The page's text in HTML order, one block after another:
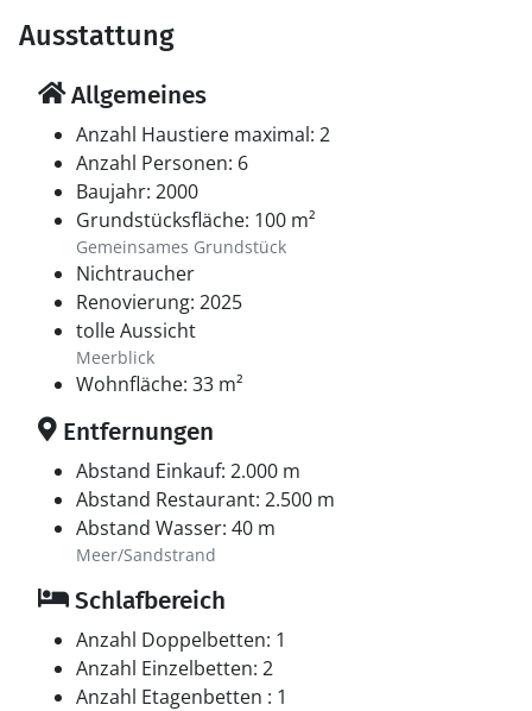
Ausstattung
Allgemeines
Anzahl Haustiere maximal: 2
Anzahl Personen: 6
Baujahr: 2000
Grundstücksfläche: 100 m²
Gemeinsames Grundstück
Nichtraucher
Renovierung: 2025
tolle Aussicht
Meerblick
Wohnfläche: 33 m²
Entfernungen
Abstand Einkauf: 2.000 m
Abstand Restaurant: 2.500 m
Abstand Wasser: 40 m
Meer/Sandstrand
Schlafbereich
Anzahl Doppelbetten: 1
Anzahl Einzelbetten: 2
Anzahl Etagenbetten : 1